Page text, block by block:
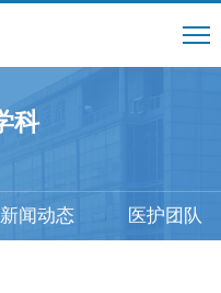
科
新闻动态 医护团队